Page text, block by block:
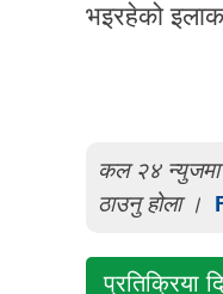
भइरहेको
कल २४ न्युजमा
ठाउनु होला ।
प्रतिक्रिया